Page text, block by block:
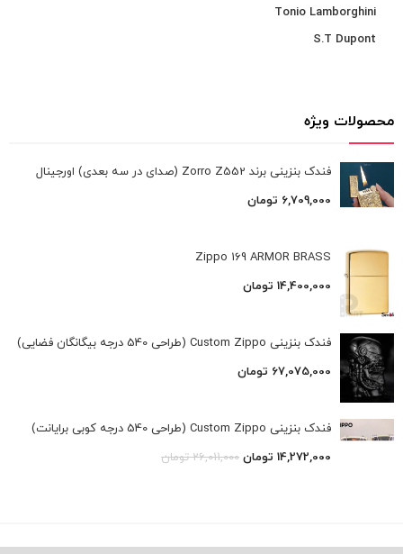
Tonio Lamborghini
S.T Dupont
محصولات ویژه
فندک بنزینی برند Zorro Z552 (صدای در سه بعدی) اورجینال
6,709,000 تومان
Zippo 169 ARMOR BRASS
14,400,000 تومان
فندک بنزینی Custom Zippo (طراحی 540 درجه بیگانگان فضایی)
67,075,000 تومان
فندک بنزینی Custom Zippo (طراحی 540 درجه کوبی برایانت)
14,272,000 تومان 26,011,000 تومان